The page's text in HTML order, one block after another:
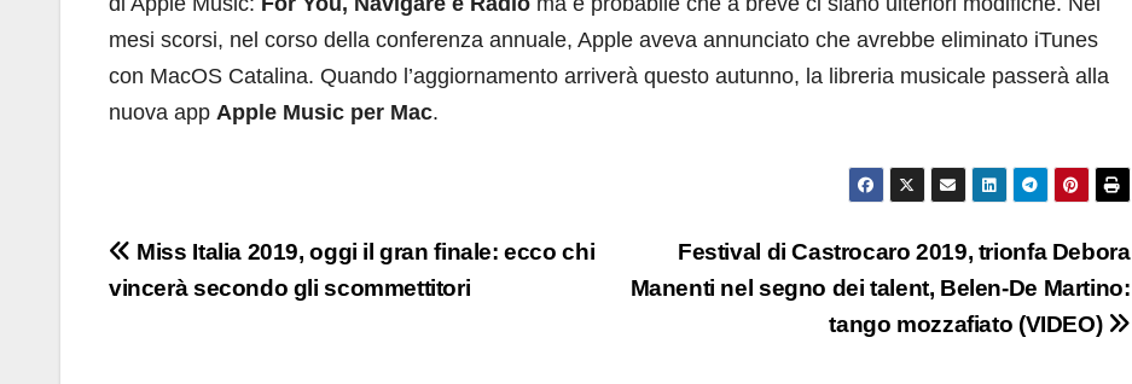
mesi scorsi, nel corso della conferenza annuale, Apple aveva annunciato che avrebbe eliminato iTunes
con MacOS Catalina. Quando l’aggiornamento arriverà questo autunno, la libreria musicale passerà alla
nuova app Apple Music per Mac.
Navigazione
articoli
Festival di Castrocaro 2019, trionfa Debora
Manenti nel segno dei talent, Belen-De Martino:
tango mozzafiato (VIDEO)
Miss Italia 2019, oggi il gran finale: ecco chi
vincerà secondo gli scommettitori